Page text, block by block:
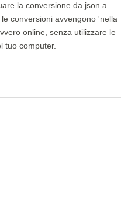
la conversione da json a
conversioni avvengono 'nella
online, senza utilizzare le
tuo computer.